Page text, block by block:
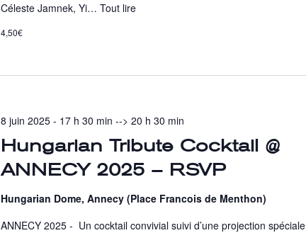
Céleste Jamnek, Yi…Tout lire
4,50€
Hungarian Tribute Cocktail @
ANNECY 2025 – RSVP
8 juin 2025 - 17 h 30 min -->20 h 30 min
Hungarian Dome, Annecy (Place Francois de Menthon)
ANNECY 2025 - Un cocktail convivial suivi d’une projection spéciale